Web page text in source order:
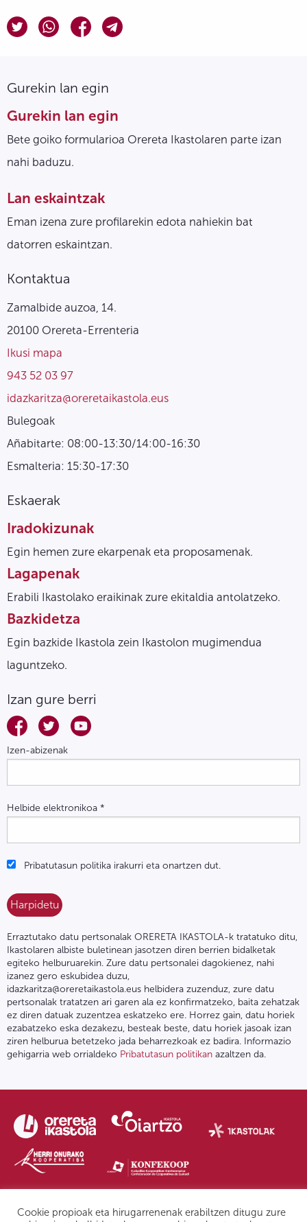
Gurekin lan egin
Gurekin lan egin
Bete goiko formularioa Orereta Ikastolaren parte izan
nahi baduzu.
Lan eskaintzak
Eman izena zure profilarekin edota nahiekin bat
datorren eskaintzan.
Kontaktua
Zamalbide auzoa, 14.
20100 Orereta-Errenteria
Ikusi mapa
943 52 03 97
idazkaritza@oreretaikastola.eus
Bulegoak
Añabitarte: 08:00-13:30/14:00-16:30
Esmalteria: 15:30-17:30
Eskaerak
Iradokizunak
Egin hemen zure ekarpenak eta proposamenak.
Lagapenak
Erabili Ikastolako eraikinak zure ekitaldia antolatzeko.
Bazkidetza
Egin bazkide Ikastola zein Ikastolon mugimendua
laguntzeko.
Izan gure berri
Izen-abizenak
Helbide elektronikoa *
Pribatutasun politika irakurri eta onartzen dut.
Erraztutako datu pertsonalak ORERETA IKASTOLA-k tratatuko ditu,
Ikastolaren albiste buletinean jasotzen diren berrien bidalketak
egiteko helburuarekin. Zure datu pertsonalei dagokienez, nahi
izanez gero eskubidea duzu,
idazkaritza@oreretaikastola.eus helbidera zuzenduz, zure datu
pertsonalak tratatzen ari garen ala ez konfirmatzeko, baita zehatzak
ez diren datuak zuzentzea eskatzeko ere. Horrez gain, datu horiek
ezabatzeko eska dezakezu, besteak beste, datu horiek jasoak izan
ziren helburua betetzeko jada beharrezkoak ez badira. Informazio
gehigarria web orrialdeko Pribatutasun politikan azaltzen da.
Cookie propioak eta hirugarrenenak erabiltzen ditugu zure